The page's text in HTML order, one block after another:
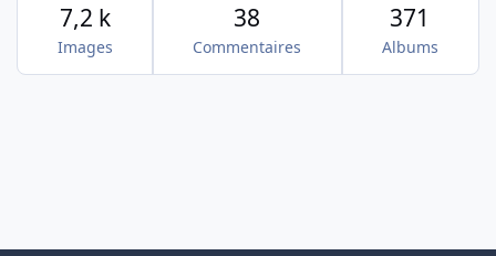
Images
7,2 k
Commentaires
38
Albums
371